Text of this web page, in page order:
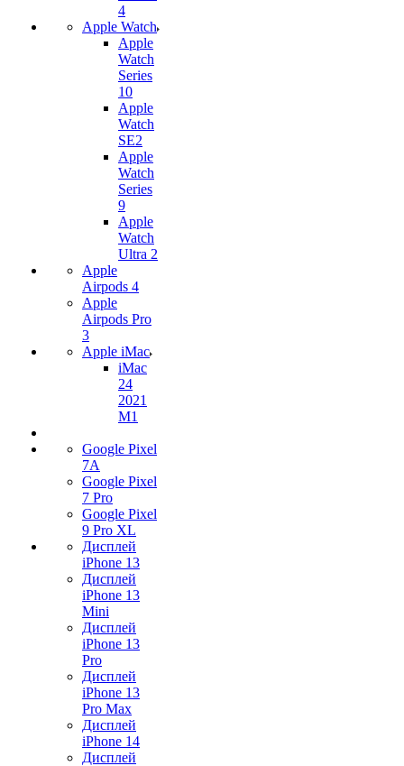
4
Apple Watch
Apple
Watch
Series
10
Apple
Watch
SE2
Apple
Watch
Series
9
Apple
Watch
Ultra 2
Apple
Airpods 4
Apple
Airpods Pro
3
Apple iMac
iMac
24
2021
M1
Google Pixel
7А
Google Pixel
7 Pro
Google Pixel
9 Pro XL
Дисплей
iPhone 13
Дисплей
iPhone 13
Mini
Дисплей
iPhone 13
Pro
Дисплей
iPhone 13
Pro Max
Дисплей
iPhone 14
Дисплей